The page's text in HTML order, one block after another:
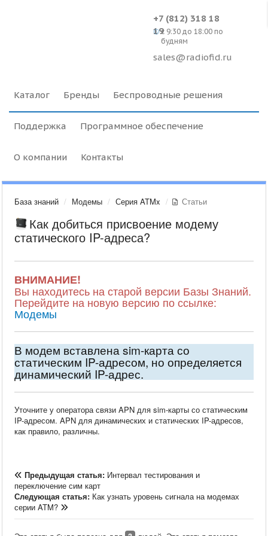
+7 (812) 318 18
19c 9:30 до 18:00 по
будням
sales@radiofid.ru
Каталог Бренды Беспроводные решения
Поддержка Программное обеспечение
О компании Контакты
База знаний Модемы Серия ATMx Статьи
Как добиться присвоение модему
статического IP-адреса?
ВНИМАНИЕ!
Вы находитесь на старой версии Базы Знаний.
Перейдите на новую версию по ссылке:
Модемы
В модем вставлена sim-карта со
статическим IP-адресом, но определяется
динамический IP-адрес.
Уточните у оператора связи APN для sim-карты со статическим
IP-адресом. APN для динамических и статических IP-адресов,
как правило, различны.
Предыдущая статья: Интервал тестирования и
переключение сим карт
Следующая статья: Как узнать уровень сигнала на модемах
серии ATM?